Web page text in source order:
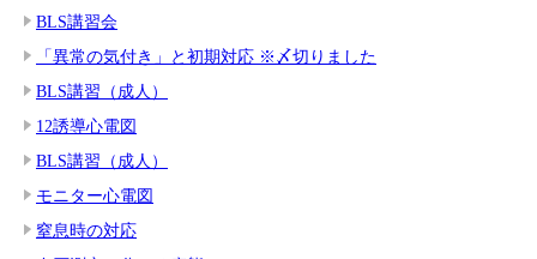
BLS講習会
「異常の気付き」と初期対応 ※〆切りました
BLS講習（成人）
12誘導心電図
BLS講習（成人）
モニター心電図
窒息時の対応